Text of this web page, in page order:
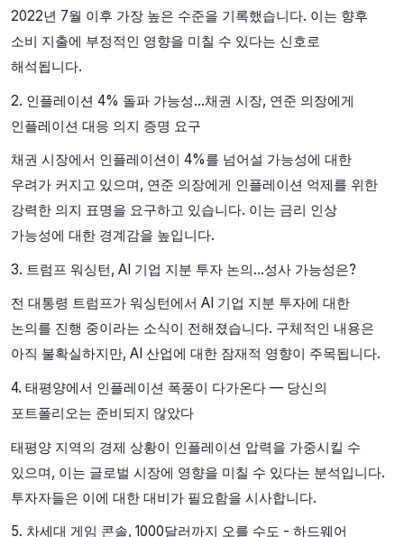
2022년 7월 이후 가장 높은 수준을 기록했습니다. 이는 향후
소비 지출에 부정적인 영향을 미칠 수 있다는 신호로
해석됩니다.
2. 인플레이션 4% 돌파 가능성…채권 시장, 연준 의장에게
인플레이션 대응 의지 증명 요구
채권 시장에서 인플레이션이 4%를 넘어설 가능성에 대한
우려가 커지고 있으며, 연준 의장에게 인플레이션 억제를 위한
강력한 의지 표명을 요구하고 있습니다. 이는 금리 인상
가능성에 대한 경계감을 높입니다.
3. 트럼프 워싱턴, AI 기업 지분 투자 논의…성사 가능성은?
전 대통령 트럼프가 워싱턴에서 AI 기업 지분 투자에 대한
논의를 진행 중이라는 소식이 전해졌습니다. 구체적인 내용은
아직 불확실하지만, AI 산업에 대한 잠재적 영향이 주목됩니다.
4. 태평양에서 인플레이션 폭풍이 다가온다 — 당신의
포트폴리오는 준비되지 않았다
태평양 지역의 경제 상황이 인플레이션 압력을 가중시킬 수
있으며, 이는 글로벌 시장에 영향을 미칠 수 있다는 분석입니다.
투자자들은 이에 대한 대비가 필요함을 시사합니다.
5. 차세대 게임 콘솔, 1000달러까지 오를 수도 - 하드웨어